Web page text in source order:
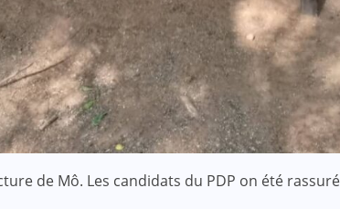
de Mô. Les candidats du PDP on été
ébullition :
2025
panache et
ACTUALITE
Evala
effective du